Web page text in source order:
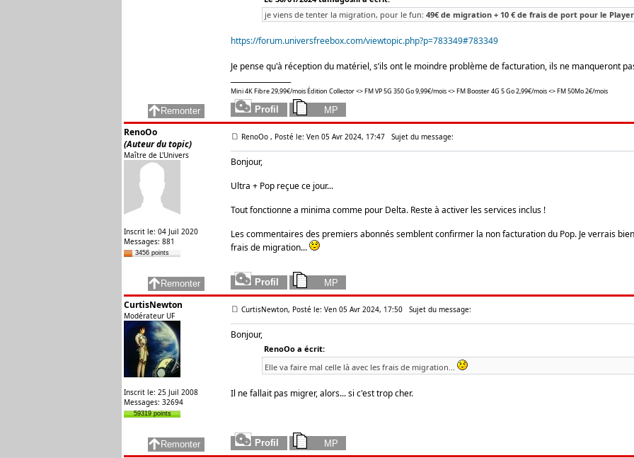
je viens de tenter la migration, pour le fun: 49€ de migration + 10 € de frais de port pour le
https://forum.universfreebox.com/viewtopic.php?p=783349#783349
Je pense qu'à réception du matériel, s’ils ont le moindre problème de facturation, ils ne manqueront
Mini 4K Fibre 29,99€/mois Édition Collector <> FM VP 5G 350 Go 9,99€/mois <> FM Booster 4G 5 Go 2,99€/mois <> FM 50Mo 2€/mois
RenoOo
(Auteur du topic)
Maître de L'Univers
Inscrit le: 04 Juil 2020
Messages: 881
3456 points
RenoOo , Posté le: Ven 05 Avr 2024, 17:47 Sujet du message:
Bonjour,
Ultra + Pop reçue ce jour...
Tout fonctionne a minima comme pour Delta. Reste à activer les services inclus !
Les commentaires des premiers abonnés semblent confirmer la non facturation du Pop. Je verrais
frais de migration...
CurtisNewton
Modérateur UF
Inscrit le: 25 Juil 2008
Messages: 32694
59319 points
CurtisNewton, Posté le: Ven 05 Avr 2024, 17:50 Sujet du message:
Bonjour,
RenoOo a écrit:
Elle va faire mal celle là avec les frais de migration...
Il ne fallait pas migrer, alors... si c'est trop cher.